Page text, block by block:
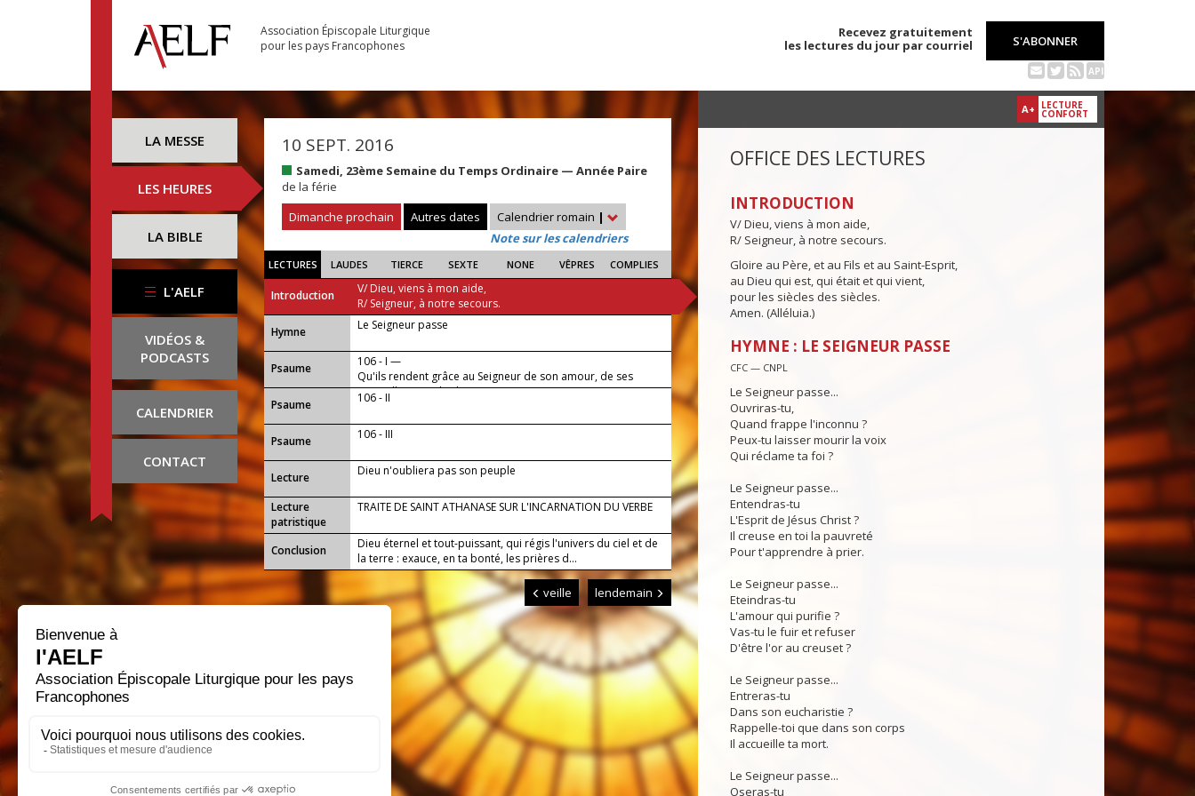
Association Épiscopale Liturgique
pour les pays Francophones
Recevez gratuitement
les lectures du jour par courriel
S'ABONNER
API
LA MESSE
LES HEURES
LA BIBLE
L'AELF
VIDÉOS &
PODCASTS
CALENDRIER
CONTACT
10 SEPT. 2016
Samedi, 23ème Semaine du Temps Ordinaire — Année Paire
de la férie
Dimanche prochain
Autres dates Calendrier romain |
Note sur les calendriers
LECTURES LAUDES TIERCE SEXTE NONE VÊPRES COMPLIES
Introduction
V/ Dieu, viens à mon aide,
R/ Seigneur, à notre secours.
...
Hymne Le Seigneur passe
Psaume
106 - I —
Qu'ils rendent grâce au Seigneur de son amour, de ses
merveilles pour les hommes.
Psaume
106 - II
Psaume 106 - III
Lecture Dieu n'oubliera pas son peuple
Lecture
patristique
TRAITE DE SAINT ATHANASE SUR L'INCARNATION DU VERBE
Conclusion
Dieu éternel et tout-puissant, qui régis l'univers du ciel et de
la terre : exauce, en ta bonté, les prières d...
veille lendemain
A+ LECTURE
CONFORT
OFFICE DES LECTURES
INTRODUCTION
V/ Dieu, viens à mon aide,
R/ Seigneur, à notre secours.
Gloire au Père, et au Fils et au Saint-Esprit,
au Dieu qui est, qui était et qui vient,
pour les siècles des siècles.
Amen. (Alléluia.)
HYMNE : LE SEIGNEUR PASSE
CFC — CNPL
Le Seigneur passe...
Ouvriras-tu,
Quand frappe l'inconnu ?
Peux-tu laisser mourir la voix
Qui réclame ta foi ?
Le Seigneur passe...
Entendras-tu
L'Esprit de Jésus Christ ?
Il creuse en toi la pauvreté
Pour t'apprendre à prier.
Le Seigneur passe...
Eteindras-tu
L'amour qui purifie ?
Vas-tu le fuir et refuser
D'être l'or au creuset ?
Le Seigneur passe...
Entreras-tu
Dans son eucharistie ?
Rappelle-toi que dans son corps
Il accueille ta mort.
Le Seigneur passe...
Oseras-tu